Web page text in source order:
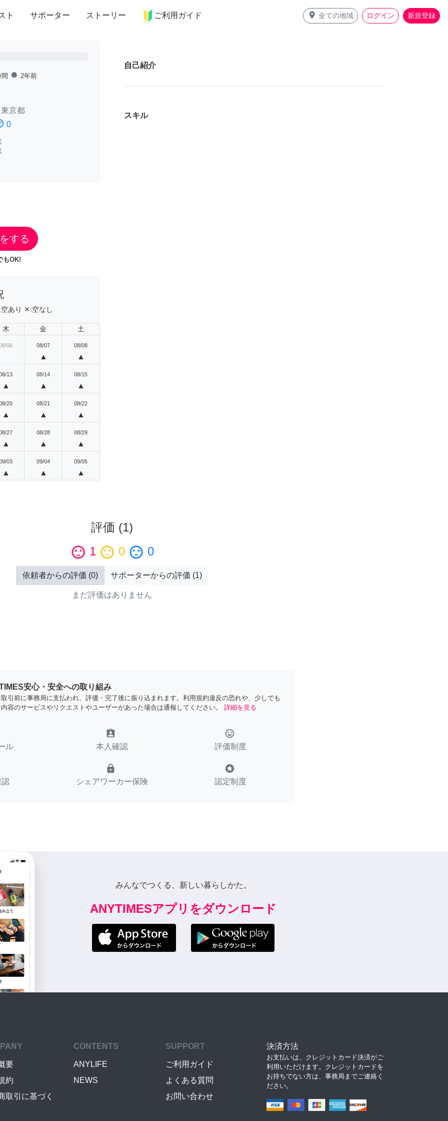
ト サポーター ストーリー ご利用ガイド place 全ての地域 ログイン 新規登録
インテリア 趣味・習い事 ペット 料理
fiber_manual_record 2年前
東京都
0
する
もOK!
空あり ✕:空なし
木 金 土
06 08/07
▲
08/08
▲
13
▲
08/14
▲
08/15
▲
20
▲
08/21
▲
08/22
▲
27
▲
08/28
▲
08/29
▲
03
▲
09/04
▲
09/05
▲
自己紹介
スキル
評価 (1)
sentiment_satisfied 1 sentiment_neutral 0 sentiment_dissatisfied 0
依頼者からの評価 (0) サポーターからの評価 (1)
まだ評価はありません
安心・安全への取り組み
引前に事務局に支払われ、評価・完了後に振り込まれます。利用規約違反の恐れや、少しでも
容のサービスやリクエストやユーザーがあった場合は通報してください。
詳細を見る
ル
assignment_ind
本人確認
tag_faces
評価制度
lock
シェアワーカー保険
stars
認定制度
みんなでつくる、新しい暮らしかた。
ANYTIMESアプリをダウンロード
要
約
取引に基づく
CONTENTS
ANYLIFE
NEWS
SUPPORT
ご利用ガイド
よくある質問
お問い合わせ
決済方法
お支払いは、クレジットカード決済がご
利用いただけます。クレジットカードを
お持ちでない方は、事務局までご連絡く
ださい。